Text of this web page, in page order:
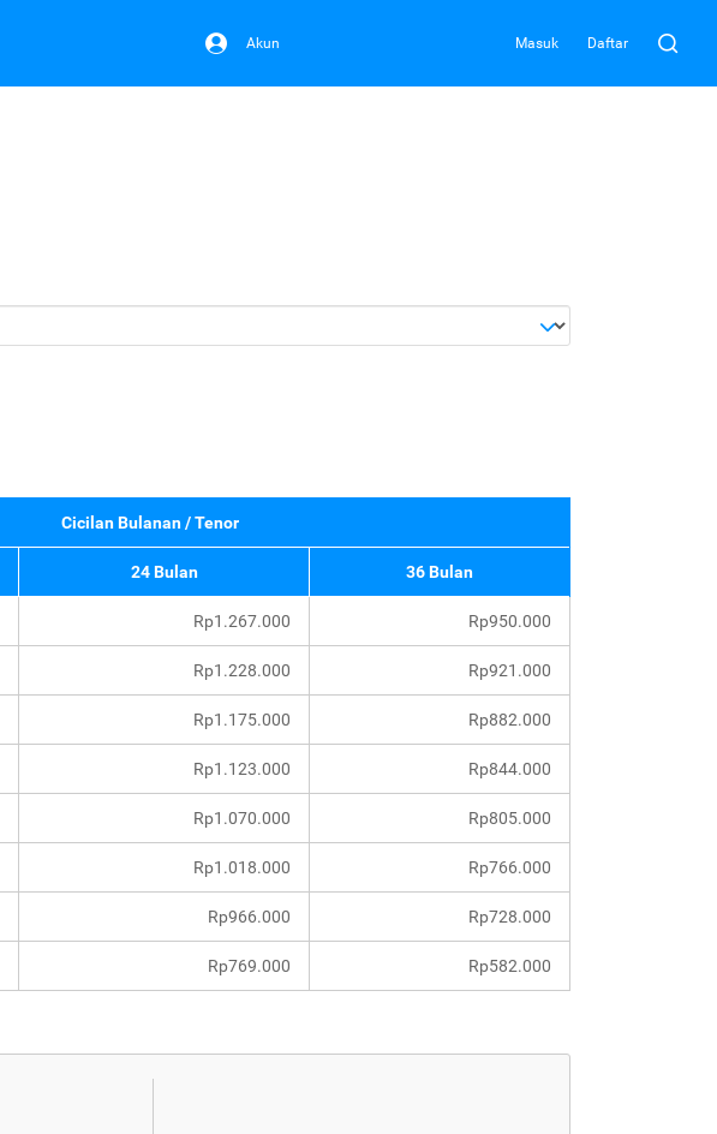
Akun Masuk Daftar
Cicilan Bulanan / Tenor
24 Bulan 36 Bulan
Rp1.267.000 Rp950.000
Rp1.228.000 Rp921.000
Rp1.175.000 Rp882.000
Rp1.123.000 Rp844.000
Rp1.070.000 Rp805.000
Rp1.018.000 Rp766.000
Rp966.000 Rp728.000
Rp769.000 Rp582.000